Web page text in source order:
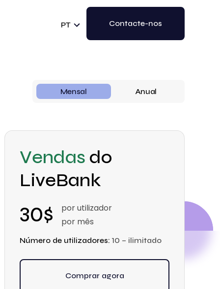
PT Contacte-nos
Mensal Anual
Vendas do
LiveBank
30$
por utilizador
por mês
Número de utilizadores:10 – ilimitado
Comprar agora